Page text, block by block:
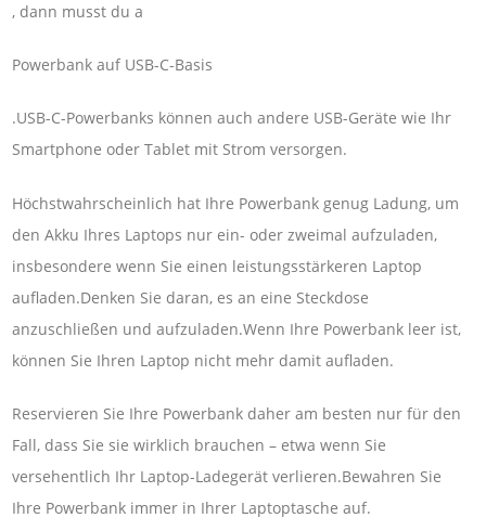
, dann musst du a
Powerbank auf USB-C-Basis
.USB-C-Powerbanks können auch andere USB-Geräte wie Ihr
Smartphone oder Tablet mit Strom versorgen.
Höchstwahrscheinlich hat Ihre Powerbank genug Ladung, um
den Akku Ihres Laptops nur ein- oder zweimal aufzuladen,
insbesondere wenn Sie einen leistungsstärkeren Laptop
aufladen.Denken Sie daran, es an eine Steckdose
anzuschließen und aufzuladen.Wenn Ihre Powerbank leer ist,
können Sie Ihren Laptop nicht mehr damit aufladen.
Reservieren Sie Ihre Powerbank daher am besten nur für den
Fall, dass Sie sie wirklich brauchen – etwa wenn Sie
versehentlich Ihr Laptop-Ladegerät verlieren.Bewahren Sie
Ihre Powerbank immer in Ihrer Laptoptasche auf.